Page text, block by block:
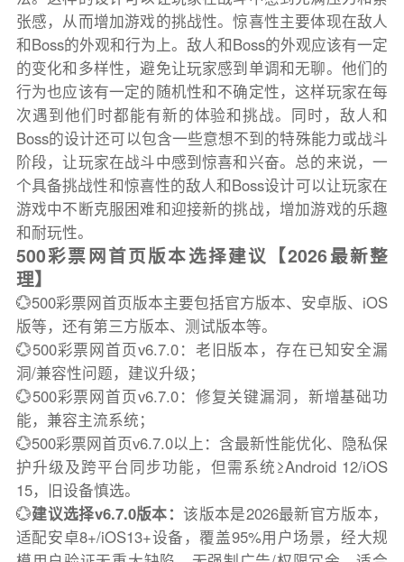
张感，从而增加游戏的挑战性。惊喜性主要体现在敌人
和Boss的外观和行为上。敌人和Boss的外观应该有一定
的变化和多样性，避免让玩家感到单调和无聊。他们的
行为也应该有一定的随机性和不确定性，这样玩家在每
次遇到他们时都能有新的体验和挑战。同时，敌人和
Boss的设计还可以包含一些意想不到的特殊能力或战斗
阶段，让玩家在战斗中感到惊喜和兴奋。总的来说，一
个具备挑战性和惊喜性的敌人和Boss设计可以让玩家在
游戏中不断克服困难和迎接新的挑战，增加游戏的乐趣
和耐玩性。
500彩票网首页版本选择建议【2026最新整
理】
💮500彩票网首页版本主要包括官方版本、安卓版、iOS
版等，还有第三方版本、测试版本等。
💮500彩票网首页v6.7.0：老旧版本，存在已知安全漏
洞/兼容性问题，建议升级；
💮500彩票网首页v6.7.0：修复关键漏洞，新增基础功
能，兼容主流系统；
💮500彩票网首页v6.7.0以上：含最新性能优化、隐私保
护升级及跨平台同步功能，但需系统≥Android 12/iOS
15，旧设备慎选。
💮建议选择v6.7.0版本：该版本是2026最新官方版本，
适配安卓8+/iOS13+设备，覆盖95%用户场景，经大规